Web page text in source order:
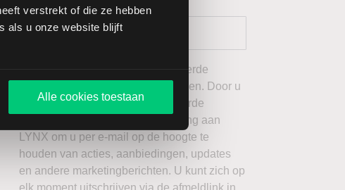
verstrekt of die ze hebben
als u onze website blijft
Alle cookies toestaan
Ik wil graag de door mij geselecteerde
nieuwsbrieven van LYNX ontvangen. Door u
aan te melden voor de geselecteerde
nieuwsbrieven, geeft u toestemming aan
LYNX om u per e-mail op de hoogte te
houden van acties, aanbiedingen, updates
en andere marketingberichten. U kunt zich op
elk moment uitschrijven via de afmeldlink in